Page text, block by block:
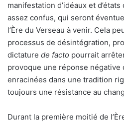
manifestation d’idéaux et
assez confus, qui seront
l’Ère du Verseau à venir. Cela
processus de désintégration,
dictature de facto pourrait
provoque une réponse
enracinées dans une tradition
toujours une résistance au
Durant la première moitié de